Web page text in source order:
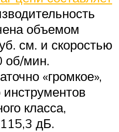
объемом
см. и скоростью
об/мин.
«громкое»,
инструментов
класса,
дБ.